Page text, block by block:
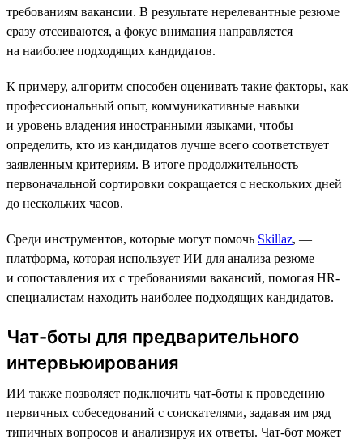
требованиям вакансии. В результате нерелевантные резюме
сразу отсеиваются, а фокус внимания направляется
на наиболее подходящих кандидатов.
К примеру, алгоритм способен оценивать такие факторы, как
профессиональный опыт, коммуникативные навыки
и уровень владения иностранными языками, чтобы
определить, кто из кандидатов лучше всего соответствует
заявленным критериям. В итоге продолжительность
первоначальной сортировки сокращается с нескольких дней
до нескольких часов.
Среди инструментов, которые могут помочь Skillaz, —
платформа, которая использует ИИ для анализа резюме
и сопоставления их с требованиями вакансий, помогая HR-
специалистам находить наиболее подходящих кандидатов.
Чат-боты для предварительного
интервьюирования
ИИ также позволяет подключить чат-боты к проведению
первичных собеседований с соискателями, задавая им ряд
типичных вопросов и анализируя их ответы. Чат-бот может